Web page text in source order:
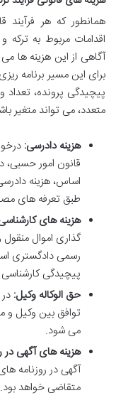
همانطور که هر
اقدامات مربوط به
آگاهی از این هزینه ها
برای این مسیر برنامه
پیچیدگی پرونده، تعداد
متعدد، می تواند متغیر
هزینه دادرسی:
قانون امور
اساس، هزینه
طبق تعرفه های
هزینه های
گذاری اموال منقول
رسمی دادگستری
پیچیدگی
حق الوکاله وکیل:
توافق بین وکیل و
می شود.
هزینه های آگهی در
آگهی در روزنامه
متقاضی خواهد بود.